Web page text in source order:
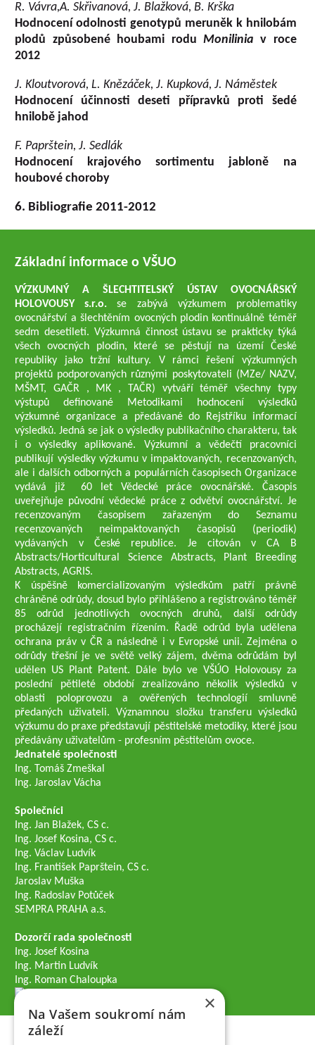
R. Vávra,A. Skřivanová, J. Blažková, B. Krška
Hodnocení odolnosti genotypů meruněk k hnilobám
plodů způsobené houbami rodu Monilinia v roce
2012
J. Kloutvorová, L. Knězáček, J. Kupková, J. Náměstek
Hodnocení účinnosti deseti přípravků proti šedé
hnilobě jahod
F. Paprštein, J. Sedlák
Hodnocení krajového sortimentu jabloně na
houbové choroby
6. Bibliografie 2011-2012
Základní informace o VŠUO
VÝZKUMNÝ A ŠLECHTITELSKÝ ÚSTAV OVOCNÁŘSKÝ
HOLOVOUSY s.r.o.se zabývá výzkumem problematiky
ovocnářství a šlechtěním ovocných plodin kontinuálně téměř
sedm desetiletí. Výzkumná činnost ústavu se prakticky týká
všech ovocných plodin, které se pěstují na území České
republiky jako tržní kultury. V rámci řešení výzkumných
projektů podporovaných různými poskytovateli (MZe/ NAZV,
MŠMT, GAČR , MK , TAČR) vytváří téměř všechny typy
výstupů definované Metodikami hodnocení výsledků
výzkumné organizace a předávané do Rejstříku informací
výsledků. Jedná se jak o výsledky publikačního charakteru, tak
i o výsledky aplikované. Výzkumní a vědečtí pracovníci
publikují výsledky výzkumu v impaktovaných, recenzovaných,
ale i dalších odborných a populárních časopisech Organizace
vydává již 60 let Vědecké práce ovocnářské. Časopis
uveřejňuje původní vědecké práce z odvětví ovocnářství. Je
recenzovaným časopisem zařazeným do Seznamu
recenzovaných neimpaktovaných časopisů (periodik)
vydávaných v České republice. Je citován v CA B
Abstracts/Horticultural Science Abstracts, Plant Breeding
Abstracts, AGRIS.
K úspěšně komercializovaným výsledkům patří právně
chráněné odrůdy, dosud bylo přihlášeno a registrováno téměř
85 odrůd jednotlivých ovocných druhů, další odrůdy
procházejí registračním řízením. Řadě odrůd byla udělena
ochrana práv v ČR a následně i v Evropské unii. Zejména o
odrůdy třešní je ve světě velký zájem, dvěma odrůdám byl
udělen US Plant Patent. Dále bylo ve VŠÚO Holovousy za
poslední pětileté období zrealizováno několik výsledků v
oblasti poloprovozu a ověřených technologií smluvně
předaných uživateli. Významnou složku transferu výsledků
výzkumu do praxe představují pěstitelské metodiky, které jsou
předávány uživatelům - profesním pěstitelům ovoce.
Jednatelé společnosti
Ing. Tomáš Zmeškal
Ing. Jaroslav Vácha
Společníci
Ing. Jan Blažek, CS c.
Ing. Josef Kosina, CS c.
Ing. Václav Ludvík
Ing. František Paprštein, CS c.
Jaroslav Muška
Ing. Radoslav Potůček
SEMPRA PRAHA a.s.
Dozorčí rada společnosti
Ing. Josef Kosina
Ing. Martin Ludvík
Ing. Roman Chaloupka
×
Na Vašem soukromí nám
záleží